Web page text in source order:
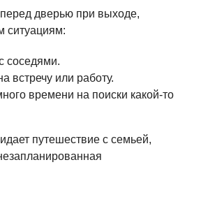
дверью при выходе,
ситуациям:
соседями.
встречу или работу.
времени на поиски какой-то
путешествие с семьей,